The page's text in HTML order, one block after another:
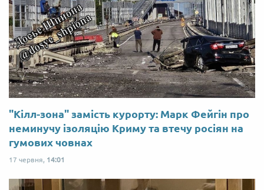
"Кілл-зона" замість курорту: Марк Фейгін про
неминучу ізоляцію Криму та втечу росіян на
гумових човнах
17 червня, 14:01